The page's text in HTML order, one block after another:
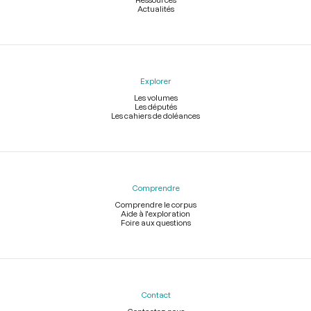
Actualités
Explorer
Les volumes
Les députés
Les cahiers de doléances
Comprendre
Comprendre le corpus
Aide à l'exploration
Foire aux questions
Contact